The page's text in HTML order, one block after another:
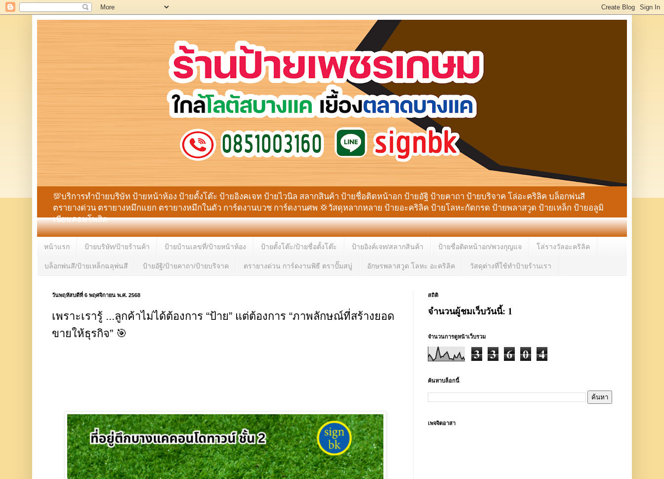
💯บริการทำป้ายบริษัท ป้ายหน้าห้อง ป้ายตั้งโต๊ะ ป้ายอิงคเจท ป้ายไวนิล สลากสินค้า ป้ายชื่อติดหน้าอก ป้ายอัฐิ ป้ายคาถา ป้ายบริจาค โล่อะคริลิค บล็อกพ่นสี
ตรายางด่วน ตรายางหมึกแยก ตรายางหมึกในตัว การ์ดงานบวช การ์ดงานศพ 💢วัสดุหลากหลาย ป้ายอะคริลิค ป้ายโลหะกัดกรด ป้ายพลาสวูด ป้ายเหล็ก ป้ายอลูมิ
เนียมคอมโพสิต
หน้าแรก ป้ายบริษัท/ป้ายร้านค้า ป้ายบ้านเลขที่/ป้ายหน้าห้อง ป้ายตั้งโต๊ะ/ป้ายชื่อตั้งโต๊ะ ป้ายอิงค์เจท/สลากสินค้า ป้ายชื่อติดหน้าอก/พวงกุญแจ โล่รางวัลอะคริลิค
บล็อกพ่นสี/ป้ายเหล็กฉลุพ่นสี ป้ายอัฐิ/ป้ายคาถา/ป้ายบริจาค ตรายางด่วน การ์ดงานพิธี ตราปั๊มสบู่ อักษรพลาสวูด โลหะ อะคริลิค วัสดุต่างที่ใช้ทำป้ายร้านเรา
วันพฤหัสบดีที่ 6 พฤศจิกายน พ.ศ. 2568
เพราะเรารู้ ...ลูกค้าไม่ได้ต้องการ “ป้าย” แต่ต้องการ “ภาพลักษณ์ที่สร้างยอด
ขายให้ธุรกิจ” 🎯
สถิติ
จำนวนผู้ชมเว็บวันนี้: 1
จำนวนการดูหน้าเว็บรวม
3 3 6 0 4
ค้นหาบล็อกนี้
เพจจิตอาสา